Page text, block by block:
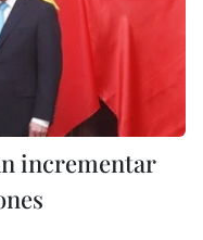
incrementar